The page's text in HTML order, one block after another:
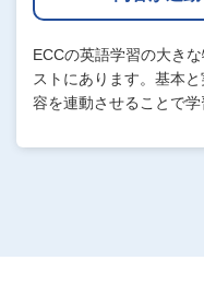
ECCの英語学習の大き
ストにあります。基本
容を連動させることで学